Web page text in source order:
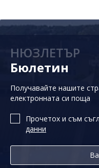
НЮЗЛЕТЪР
Бюлетин
Получавайте нашите
електронната си поща
Прочетох и съм
данни